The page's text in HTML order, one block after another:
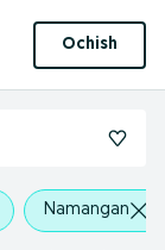
Ochish
Namangan